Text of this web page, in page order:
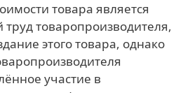
товара является
труд товаропроизводителя,
этого товара, однако
участие в